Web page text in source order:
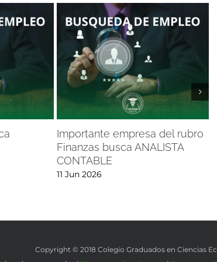
Importante empresa del rubro
Finanzas busca ANALISTA
CONTABLE
11 Jun 2026
Copyright © 2018 Colegio Graduados en Ciencias